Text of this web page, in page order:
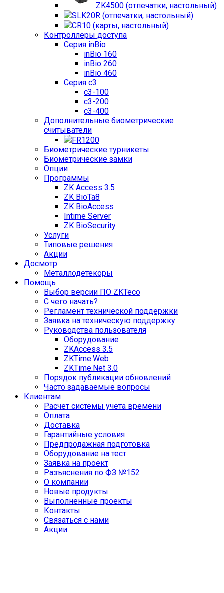
ZK4500 (отпечатки, настольный)
SLK20R (отпечатки, настольный)
CR10 (карты, настольный)
Контроллеры доступа
Серия inBio
inBio 160
inBio 260
inBio 460
Серия c3
c3-100
c3-200
c3-400
Дополнительные биометрические
считыватели
FR1200
Биометрические турникеты
Биометрические замки
Опции
Программы
ZK Access 3.5
ZK BioTa8
ZK BioAccess
Intime Server
ZK BioSecurity
Услуги
Типовые решения
Акции
Досмотр
Металлодетекоры
Помощь
Выбор версии ПО ZKTeco
С чего начать?
Регламент технической поддержки
Заявка на техническую поддержку
Руководства пользователя
Оборудование
ZKAccess 3.5
ZKTime.Web
ZKTime.Net 3.0
Порядок публикации обновлений
Часто задаваемые вопросы
Клиентам
Расчет системы учета времени
Оплата
Доставка
Гарантийные условия
Предпродажная подготовка
Оборудование на тест
Заявка на проект
Разъяснения по ФЗ №152
О компании
Новые продукты
Выполненные проекты
Контакты
Связаться с нами
Акции